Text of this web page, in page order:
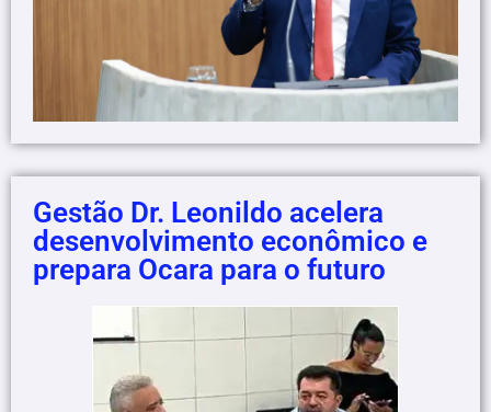
Gestão Dr. Leonildo acelera
desenvolvimento econômico e
prepara Ocara para o futuro